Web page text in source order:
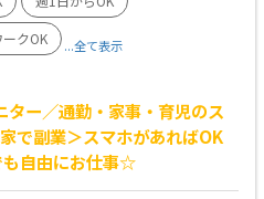
クOK ...全て表示
ー／通勤・家事・育児のス
で副業＞スマホがあればOK
自由にお仕事☆